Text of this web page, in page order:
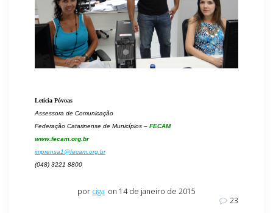
Leticia Póvoas
Assessora de Comunicação
Federação Catarinense de Municípios – FECAM
www.fecam.org.br
imprensa1@fecam.org.br
(048) 3221 8800
por ciga on 14 de janeiro de 2015
23